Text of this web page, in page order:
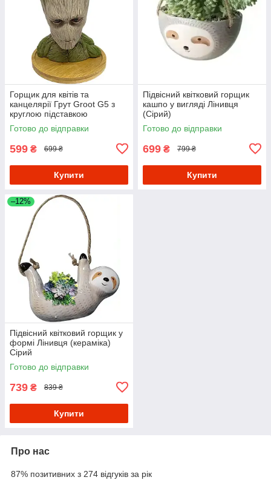
Горщик для квітів та
канцелярії Грут Groot G5 з
круглою підставкою
Готово до відправки
599 ₴ 699 ₴
Купити
Підвісний квітковий горщик
кашпо у вигляді Лінивця
(Сірий)
Готово до відправки
699 ₴ 799 ₴
Купити
–12%
Підвісний квітковий горщик у
формі Лінивця (кераміка)
Сірий
Готово до відправки
739 ₴ 839 ₴
Купити
Про нас
87% позитивних з 274 відгуків за рік